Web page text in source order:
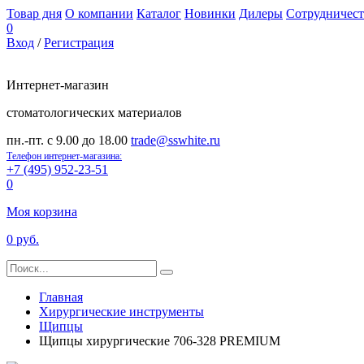
Товар дня О компании Каталог Новинки Дилеры
0
Вход /Регистрация
Интернет-магазин
стоматологических материалов
пн.-пт. с 9.00 до 18.00 trade@sswhite.ru
Телефон интернет-магазина:
+7 (495) 952-23-51
0
Моя корзина
0 руб.
Главная
Хирургические инструменты
Щипцы
Щипцы хирургические 706-328 PREMIUM